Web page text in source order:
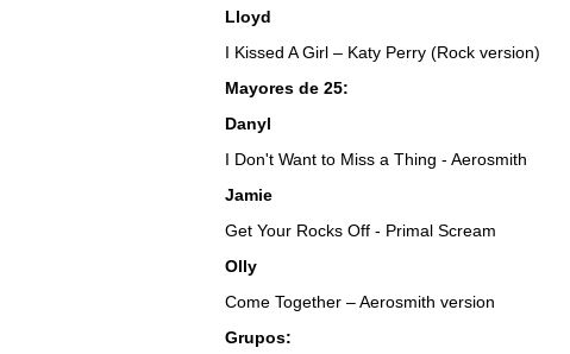
Lloyd
I Kissed A Girl – Katy Perry (Rock version)
Mayores de 25:
Danyl
I Don't Want to Miss a Thing - Aerosmith
Jamie
Get Your Rocks Off - Primal Scream
Olly
Come Together – Aerosmith version
Grupos: